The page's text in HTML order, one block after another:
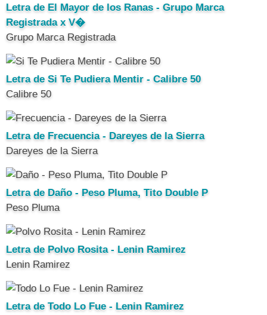
Letra de El Mayor de los Ranas - Grupo Marca
Registrada x V�
Grupo Marca Registrada
Letra de Si Te Pudiera Mentir - Calibre 50
Calibre 50
Letra de Frecuencia - Dareyes de la Sierra
Dareyes de la Sierra
Letra de Daño - Peso Pluma, Tito Double P
Peso Pluma
Letra de Polvo Rosita - Lenin Ramirez
Lenin Ramirez
Letra de Todo Lo Fue - Lenin Ramirez